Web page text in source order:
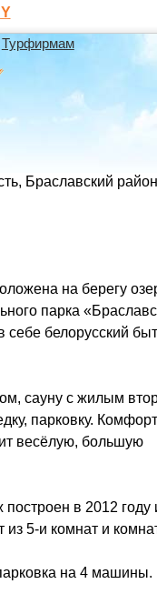
Турфирмам
Браславский
на берегу
парка
себе белорусский
сауну с жилым
парковку.
весёлую, большую
в 2012 году
из 5-и комнат и
на 4 машины.